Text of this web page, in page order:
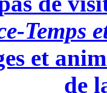
Temps
et
de